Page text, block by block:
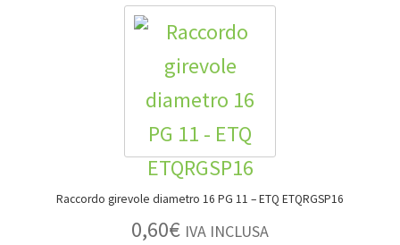
Raccordo girevole diametro 16 PG 11 – ETQ ETQRGSP16
0,60€ IVA INCLUSA